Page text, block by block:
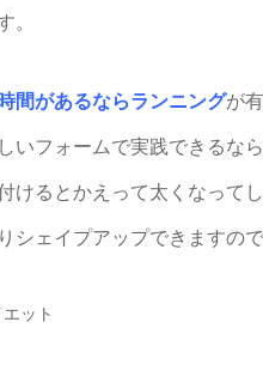
。
時間があるならランニングが
いフォームで実践できるな
けるとかえって太くなって
シェイプアップできますの